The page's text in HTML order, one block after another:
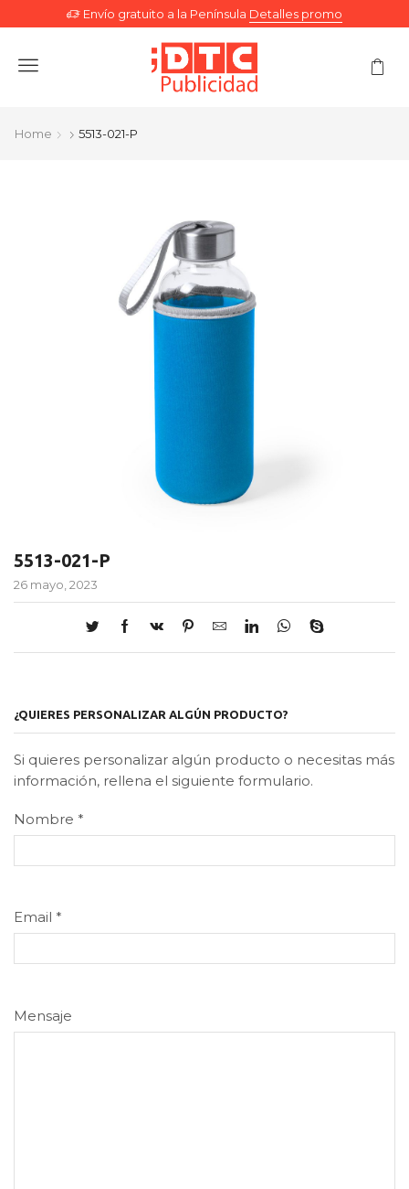
Envío gratuito a la Península Detalles promo
Menu
Home 5513-021-P
5513-021-P
26 mayo, 2023
¿QUIERES PERSONALIZAR ALGÚN PRODUCTO?
Si quieres personalizar algún producto o necesitas más
información, rellena el siguiente formulario.
Nombre *
Email *
Mensaje